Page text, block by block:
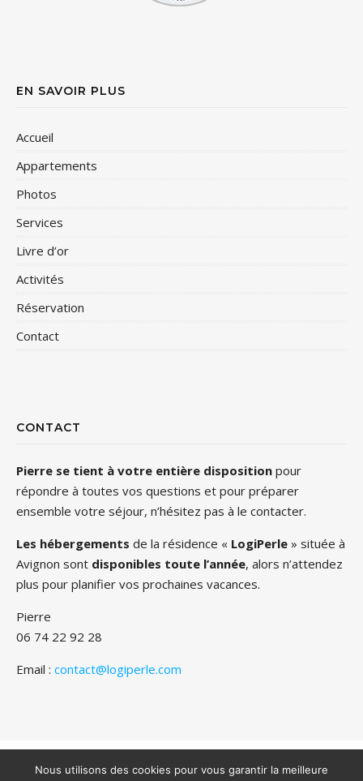
EN SAVOIR PLUS
Accueil
Appartements
Photos
Services
Livre d’or
Activités
Réservation
Contact
CONTACT
Pierre se tient à votre entière disposition pour
répondre à toutes vos questions et pour préparer
ensemble votre séjour, n’hésitez pas à le contacter.
Les hébergements de la résidence « LogiPerle » située à
Avignon sont disponibles toute l’année, alors n’attendez
plus pour planifier vos prochaines vacances.
Pierre
06 74 22 92 28
Email : contact@logiperle.com
Copyright 2022 - Tous droits réservés - Logiperle -Mentions
légales
Nous utilisons des cookies pour vous garantir la meilleure